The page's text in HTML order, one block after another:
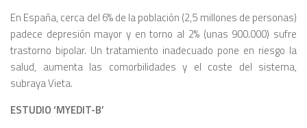
En España, cerca del 6% de la población (2,5 millones de personas)
padece depresión mayor y en torno al 2% (unas 900.000) sufre
trastorno bipolar. Un tratamiento inadecuado pone en riesgo la
salud, aumenta las comorbilidades y el coste del sistema,
subraya Vieta.
ESTUDIO ‘MYEDIT-B’